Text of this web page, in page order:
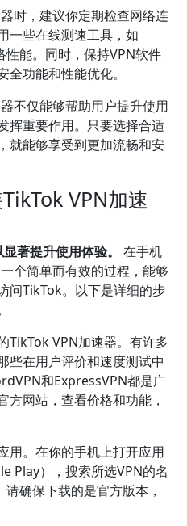
时，建议你定期检查网络连
一些在线测速工具，如
性能。同时，保持VPN软件
功能和性能优化。
不仅能够帮助用户提升使用
挥重要作用。只要选择合适
就能够享受到更加流畅和安
VPN加速
著提升使用体验。
在手机
个简单而有效的过程，能够
问TikTok。以下是详细的步
TikTok VPN加速器。有许多
些在用户评价和速度测试中
和ExpressVPN都是广
方网站，查看价格和功能，
用。在你的手机上打开应用
Play），搜索所选VPN的名
确保下载的是官方版本，